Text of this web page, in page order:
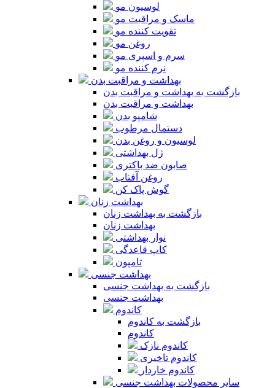
لوسیون مو
ماسک و مراقبت مو
تقویت کننده مو
روغن مو
سرم و اسپری مو
نرم کننده مو
بهداشت و مراقبت بدن
بازگشت به بهداشت و مراقبت بدن
بهداشت و مراقبت بدن
شامپو بدن
دستمال مرطوب
لوسیون و روغن بدن
ژل بهداشتی
صابون ضد باکتری
روغن آفتاب
گوش پاک کن
بهداشت زنان
بازگشت به بهداشت زنان
بهداشت زنان
نوار بهداشتی
کاپ قاعدگی
تامپون
بهداشت جنسی
بازگشت به بهداشت جنسی
بهداشت جنسی
کاندوم
بازگشت به کاندوم
کاندوم
کاندوم نازک
کاندوم تاخیری
کاندوم خاردار
سایر محصولات بهداشت جنسی